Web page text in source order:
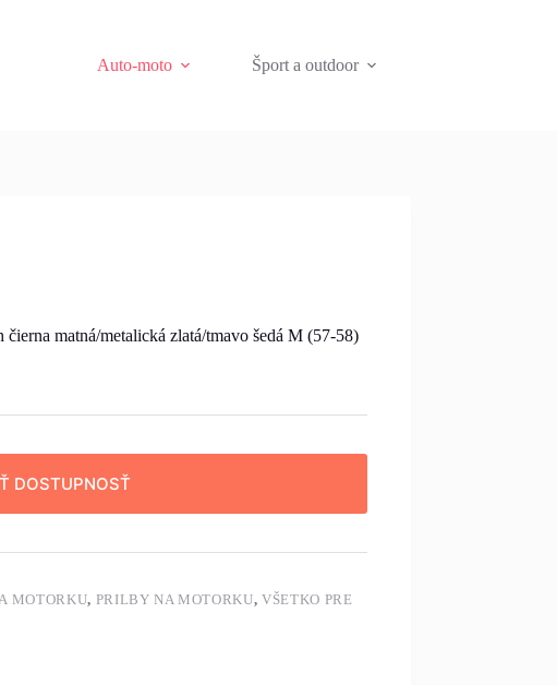
Auto-moto Šport a outdoor
matná/metalická zlatá/tmavo šedá M (57-58)
DOSTUPNOSŤ
MOTORKU, PRILBY NA MOTORKU,VŠETKO PRE